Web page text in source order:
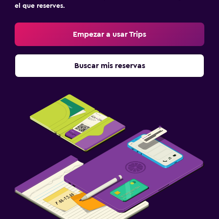
el que reserves.
Empezar a usar Trips
Buscar mis reservas